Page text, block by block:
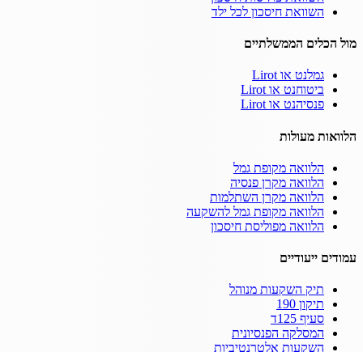
השוואת חיסכון לכל ילד
מול הכלים הממשלתיים
גמלנט או Lirot
ביטוחנט או Lirot
פנסיהנט או Lirot
הלוואות מעולות
הלוואה מקופת גמל
הלוואה מקרן פנסיה
הלוואה מקרן השתלמות
הלוואה מקופת גמל להשקעה
הלוואה מפוליסת חיסכון
עמודים ייעודיים
תיק השקעות מנוהל
תיקון 190
סעיף 125ד
המסלקה הפנסיונית
השקעות אלטרנטיביות